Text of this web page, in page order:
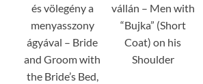
és völegény a
menyasszony
ágyával – Bride
and Groom with
the Bride’s Bed,
vállán – Men with
“Bujka” (Short
Coat) on his
Shoulder